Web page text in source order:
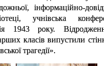
інформаційно-
учнівська
1943 року.
класів випустили
трагедії».